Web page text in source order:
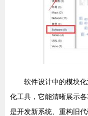
软件设计中的模块
化工具，它能清晰展示
是开发新系统、重构旧